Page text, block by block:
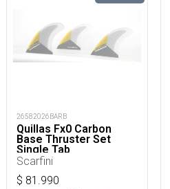
26582026BARB
Quillas Fx0 Carbon
Base Thruster Set
Single Tab
Scarfini
$ 81.990